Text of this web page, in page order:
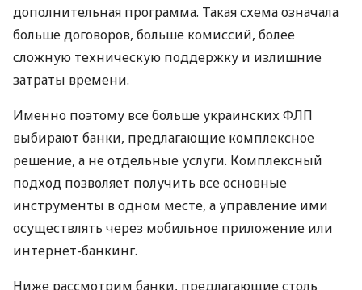
дополнительная программа. Такая схема означала
больше договоров, больше комиссий, более
сложную техническую поддержку и излишние
затраты времени.
Именно поэтому все больше украинских ФЛП
выбирают банки, предлагающие комплексное
решение, а не отдельные услуги. Комплексный
подход позволяет получить все основные
инструменты в одном месте, а управление ими
осуществлять через мобильное приложение или
интернет-банкинг.
Ниже рассмотрим банки, предлагающие столь